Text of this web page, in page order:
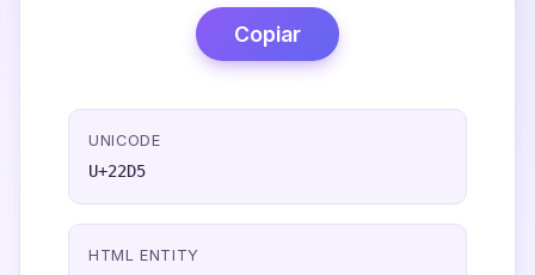
Copiar
UNICODE
U+22D5
HTML ENTITY